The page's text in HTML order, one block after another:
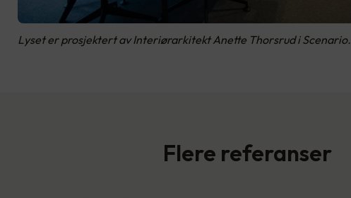
Lyset er prosjektert av Interiørarkitekt Anette Thorsrud i Scenario.
Flere referanser